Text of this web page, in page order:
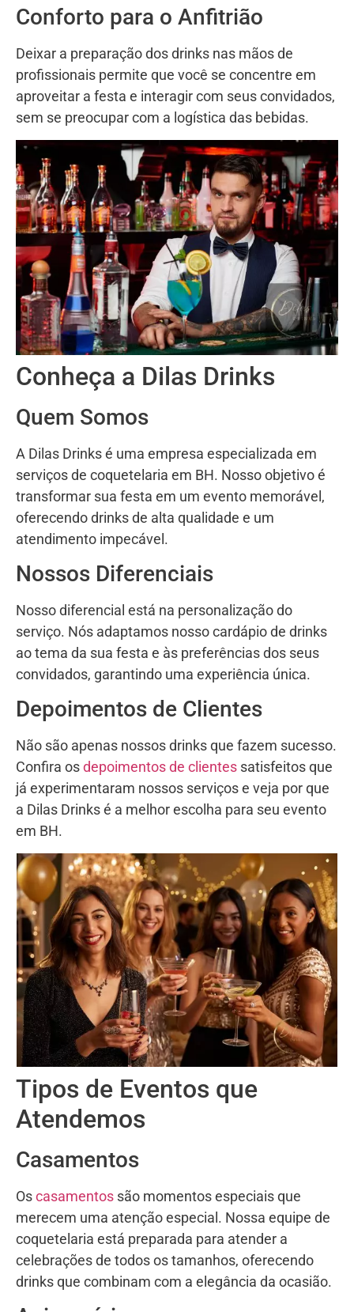
Conforto para o Anfitrião
Deixar a preparação dos drinks nas mãos de
profissionais permite que você se concentre em
aproveitar a festa e interagir com seus convidados,
sem se preocupar com a logística das bebidas.
Conheça a Dilas Drinks
Quem Somos
A Dilas Drinks é uma empresa especializada em
serviços de coquetelaria em BH. Nosso objetivo é
transformar sua festa em um evento memorável,
oferecendo drinks de alta qualidade e um
atendimento impecável.
Nossos Diferenciais
Nosso diferencial está na personalização do
serviço. Nós adaptamos nosso cardápio de drinks
ao tema da sua festa e às preferências dos seus
convidados, garantindo uma experiência única.
Depoimentos de Clientes
Não são apenas nossos drinks que fazem sucesso.
Confira osdepoimentos de clientes satisfeitos que
já experimentaram nossos serviços e veja por que
a Dilas Drinks é a melhor escolha para seu evento
em BH.
Tipos de Eventos que
Atendemos
Casamentos
Oscasamentos são momentos especiais que
merecem uma atenção especial. Nossa equipe de
coquetelaria está preparada para atender a
celebrações de todos os tamanhos, oferecendo
drinks que combinam com a elegância da ocasião.